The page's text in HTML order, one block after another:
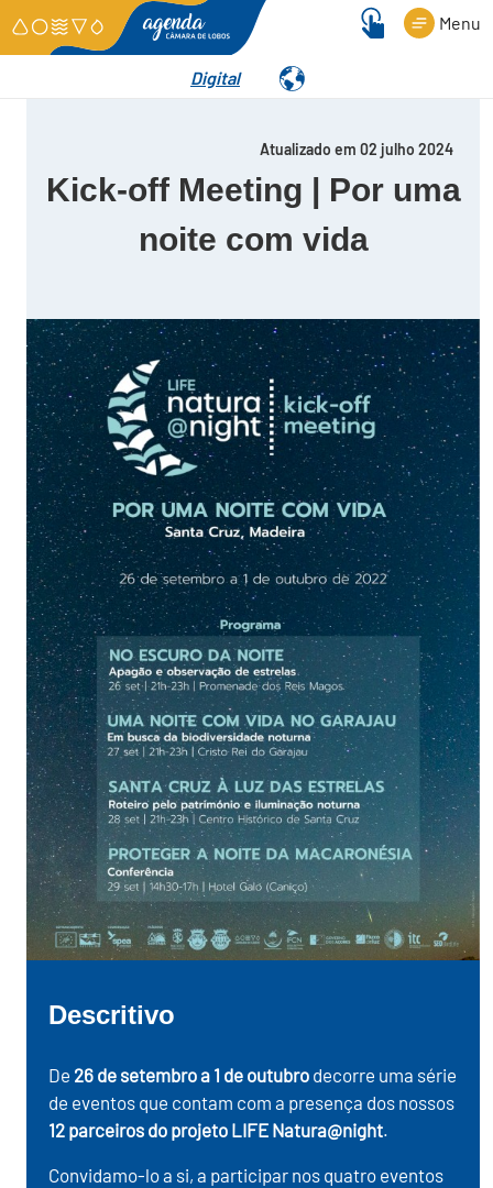
Digital
Menu
Atualizado em 02 julho 2024
Kick-off Meeting | Por uma
noite com vida
Descritivo
De 26 de setembro a 1 de outubro decorre uma série
de eventos que contam com a presença dos nossos
12 parceiros do projeto LIFE Natura@night.
Convidamo-lo a si, a participar nos quatro eventos